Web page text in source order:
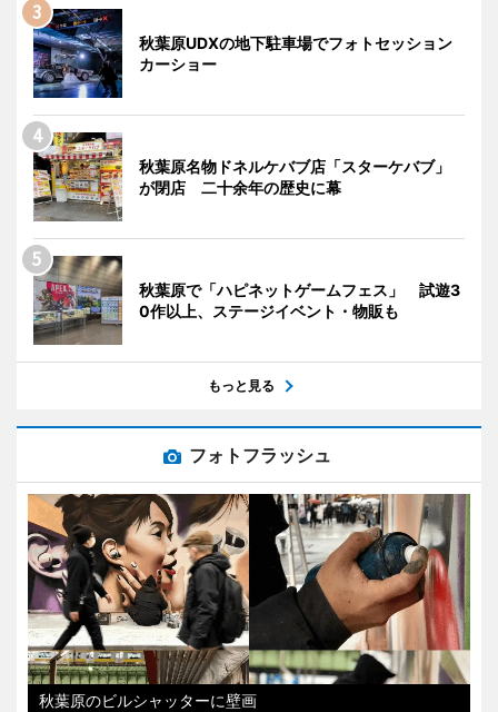
秋葉原UDXの地下駐車場でフォトセッション
カーショー
秋葉原名物ドネルケバブ店「スターケバブ」
が閉店 二十余年の歴史に幕
秋葉原で「ハピネットゲームフェス」 試遊3
0作以上、ステージイベント・物販も
もっと見る
フォトフラッシュ
秋葉原のビルシャッターに壁画